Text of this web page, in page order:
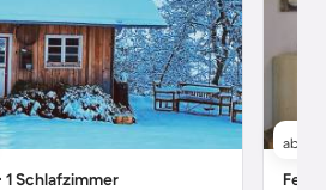
1 Schlafzimmer
ab